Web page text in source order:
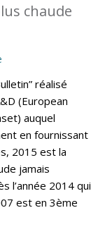
chaude
réalisé
(European
auquel
en fournissant
2015 est la
jamais
l’année 2014 qui
est en 3ème